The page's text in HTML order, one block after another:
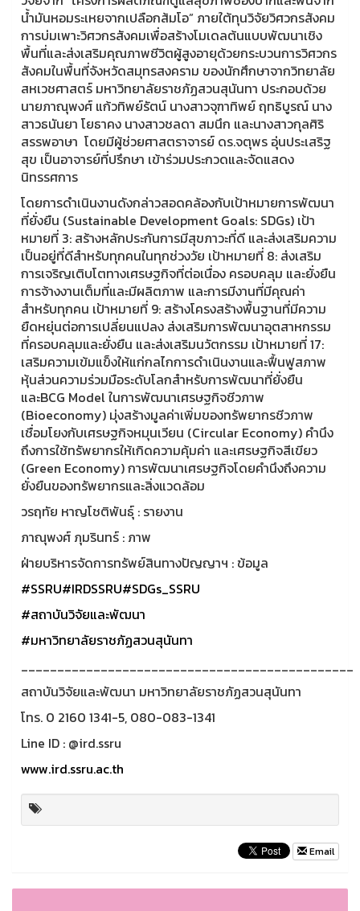
น้ำมันหอมระเหยจากเปลือกส้มโอ” ภายใต้ทุนวิจัยวิศวกรสังคม
การบ่มเพาะวิศวกรสังคมเพื่อสร้างโมเดลต้นแบบพัฒนาเชิง
พื้นที่และส่งเสริมคุณภาพชีวิตผู้สูงอายุด้วยกระบวนการวิศวกร
สังคมในพื้นที่จังหวัดสมุทรสงคราม ของนักศึกษาจากวิทยาลัย
สหเวชศาสตร์ มหาวิทยาลัยราชภัฏสวนสุนันทา ประกอบด้วย
นายภาณุพงศ์ แก้วทิพย์รัตน์ นางสาวจุฑาทิพย์ ฤทธิบูรณ์ นาง
สาวธนันยา โยธาคง นางสาวชลดา สมนึก และนางสาวกุลศิริ
สรรพอาษา โดยมีผู้ช่วยศาสตราจารย์ ดร.จตุพร อุ่นประเสริฐ
สุข เป็นอาจารย์ที่ปรึกษา เข้าร่วมประกวดและจัดแสดง
นิทรรศการ
โดยการดำเนินงานดังกล่าวสอดคล้องกับเป้าหมายการพัฒนา
ที่ยั่งยืน (Sustainable Development Goals: SDGs) เป้า
หมายที่ 3: สร้างหลักประกันการมีสุขภาวะที่ดี และส่งเสริมความ
เป็นอยู่ที่ดีสำหรับทุกคนในทุกช่วงวัย เป้าหมายที่ 8: ส่งเสริม
การเจริญเติบโตทางเศรษฐกิจที่ต่อเนื่อง ครอบคลุม และยั่งยืน
การจ้างงานเต็มที่และมีผลิตภาพ และการมีงานที่มีคุณค่า
สำหรับทุกคน เป้าหมายที่ 9: สร้างโครงสร้างพื้นฐานที่มีความ
ยืดหยุ่นต่อการเปลี่ยนแปลง ส่งเสริมการพัฒนาอุตสาหกรรม
ที่ครอบคลุมและยั่งยืน และส่งเสริมนวัตกรรม เป้าหมายที่ 17:
เสริมความเข้มแข็งให้แก่กลไกการดำเนินงานและฟื้นฟูสภาพ
หุ้นส่วนความร่วมมือระดับโลกสำหรับการพัฒนาที่ยั่งยืน
และBCG Model ในการพัฒนาเศรษฐกิจชีวภาพ
(Bioeconomy) มุ่งสร้างมูลค่าเพิ่มของทรัพยากรชีวภาพ
เชื่อมโยงกับเศรษฐกิจหมุนเวียน (Circular Economy) คำนึง
ถึงการใช้ทรัพยากรให้เกิดความคุ้มค่า และเศรษฐกิจสีเขียว
(Green Economy) การพัฒนาเศรษฐกิจโดยคำนึงถึงความ
ยั่งยืนของทรัพยากรและสิ่งแวดล้อม
วรฤทัย หาญโชติพันธุ์ : รายงาน
ภาณุพงศ์ ภุมรินทร์ : ภาพ
ฝ่ายบริหารจัดการทรัพย์สินทางปัญญาฯ : ข้อมูล
#SSRU#IRDSSRU#SDGs_SSRU
#สถาบันวิจัยและพัฒนา
#มหาวิทยาลัยราชภัฏสวนสุนันทา
______________________________________________
สถาบันวิจัยและพัฒนา มหาวิทยาลัยราชภัฏสวนสุนันทา
โทร. 0 2160 1341-5, 080-083-1341
Line ID : @ird.ssru
www.ird.ssru.ac.th
Email